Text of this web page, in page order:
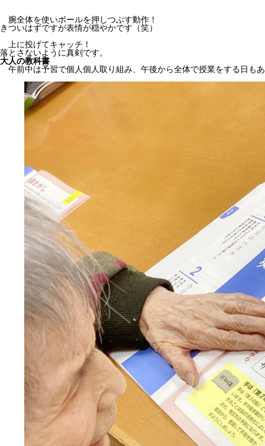
腕全体を使いボールを押しつぶす動作！
きついはずですが表情が穏やかです（笑）
上に投げてキャッチ！
落とさないように真剣です。
大人の教科書
午前中は予習で個人個人取り組み、午後から全体で授業をする日も